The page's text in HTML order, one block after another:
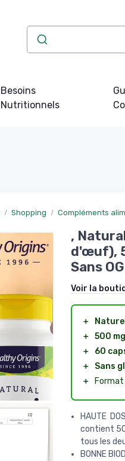
Besoins
Nutritionnels
Shopping Compléments
,
d'œuf),
Sans
Voir la
＋
＋ 500 mg
＋
60
＋
Sans
＋
HAUTE
contient
tous les
BONNE